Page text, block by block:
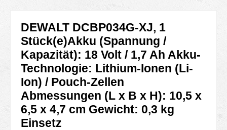
DEWALT DCBP034G-XJ, 1
Stück(e)Akku (Spannung /
Kapazität): 18 Volt / 1,7 Ah Akku-
Technologie: Lithium-Ionen (Li-
Ion) / Pouch-Zellen
Abmessungen (L x B x H): 10,5 x
6,5 x 4,7 cm Gewicht: 0,3 kg
Einsetz